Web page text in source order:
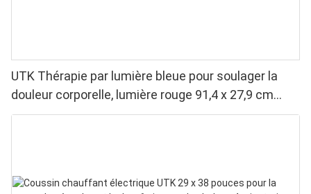
UTK Thérapie par lumière bleue pour soulager la
douleur corporelle, lumière rouge 91,4 x 27,9 cm
&Lumière proche infrarouge &Lumière bleue